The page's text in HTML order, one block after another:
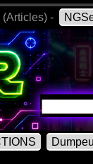
(Articles) -